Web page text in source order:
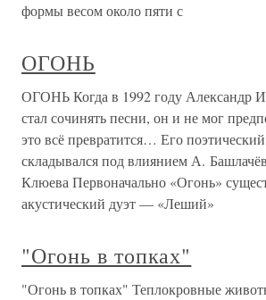
формы весом около пяти с
ОГОНЬ
ОГОНЬ Когда в 1992 году Александр
стал сочинять песни, он и не мог
это всё превратится… Его
складывался под влиянием А.
Клюева Первоначально «Огонь»
акустический дуэт — «Леший»
"Огонь в топках"
"Огонь в топках" Теплокровные